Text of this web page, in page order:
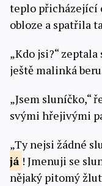
teplo přicházející
obloze a spatřila
„Kdo jsi?“
ještě malinká
„Jsem sluníčko,“
svými hřejivými
„Ty nejsi žádné
já ! Jmenuji se
nějaký pitomý